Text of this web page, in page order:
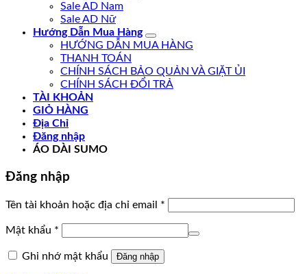
Sale AD Nam
Sale AD Nữ
Hướng Dẫn Mua Hàng
HƯỚNG DẪN MUA HÀNG
THANH TOÁN
CHÍNH SÁCH BẢO QUẢN VÀ GIẶT ỦI
CHÍNH SÁCH ĐỔI TRẢ
TÀI KHOẢN
GIỎ HÀNG
Địa Chỉ
Đăng nhập
ÁO DÀI SUMO
Đăng nhập
Tên tài khoản hoặc địa chỉ email *
Mật khẩu *
Ghi nhớ mật khẩu
Đăng nhập